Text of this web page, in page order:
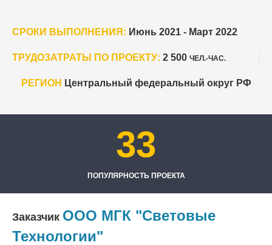
СРОКИ ВЫПОЛНЕНИЯ: Июнь 2021 - Март 2022
ТРУДОЗАТРАТЫ ПО ПРОЕКТУ: 2 500 ЧЕЛ.-ЧАС.
РЕГИОН Центральный федеральный округ РФ
33
ПОПУЛЯРНОСТЬ ПРОЕКТА
Заказчик ООО МГК "Световые
Технологии"